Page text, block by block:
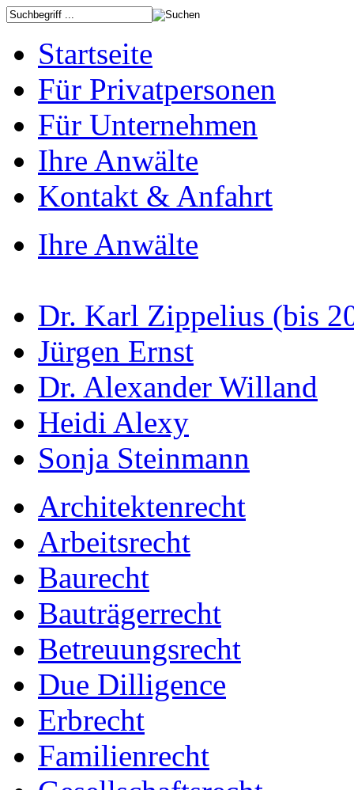
Startseite
Für Privatpersonen
Für Unternehmen
Ihre Anwälte
Kontakt & Anfahrt
Ihre Anwälte
Dr. Karl Zippelius (bis
Jürgen Ernst
Dr. Alexander Willand
Heidi Alexy
Sonja Steinmann
Architektenrecht
Arbeitsrecht
Baurecht
Bauträgerrecht
Betreuungsrecht
Due Dilligence
Erbrecht
Familienrecht